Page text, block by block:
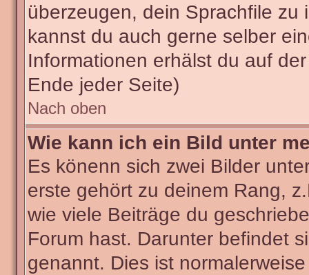
überzeugen, dein Sprachfile zu
kannst du auch gerne selber
Informationen erhälst du auf
Ende jeder Seite)
Nach oben
Wie kann ich ein Bild unter
Es könenn sich zwei Bilder
erste gehört zu deinem Rang,
wie viele Beiträge du
Forum hast. Darunter befindet
genannt. Dies ist